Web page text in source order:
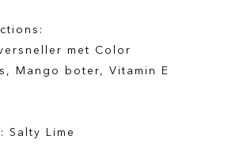
met Color
Mango boter, Vitamin E
Salty Lime